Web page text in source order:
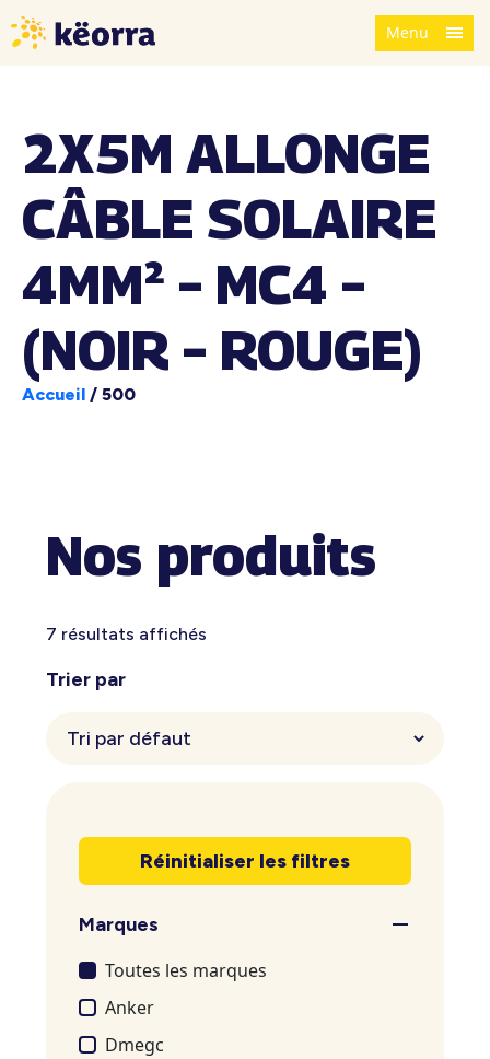
Menu
2X5M ALLONGE
CÂBLE SOLAIRE
4MM² – MC4 –
(NOIR – ROUGE)
Accueil / 500
Nos produits
7 résultats affichés
Trier par
Réinitialiser les filtres
Marques
Toutes les marques
Anker
Dmegc